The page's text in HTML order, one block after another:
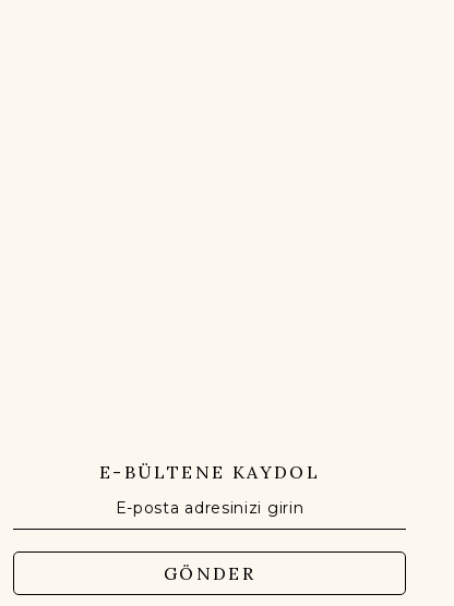
E-BÜLTENE KAYDOL
GÖNDER